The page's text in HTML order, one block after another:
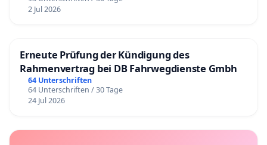
2 Jul 2026
Erneute Prüfung der Kündigung des
Rahmenvertrag bei DB Fahrwegdienste Gmbh
64 Unterschriften
64 Unterschriften / 30 Tage
24 Jul 2026